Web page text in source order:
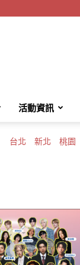
活動資訊
台北 新北 桃園